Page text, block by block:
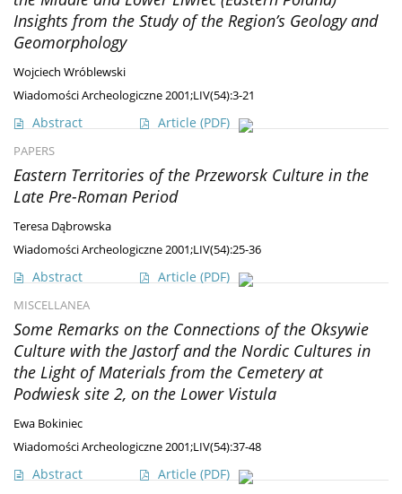
Insights from the Study of the Region’s Geology and
Geomorphology
Wojciech Wróblewski
Wiadomości Archeologiczne 2001;LIV(54):3-21
Abstract Article (PDF)
PAPERS
Eastern Territories of the Przeworsk Culture in the
Late Pre-Roman Period
Teresa Dąbrowska
Wiadomości Archeologiczne 2001;LIV(54):25-36
Abstract Article (PDF)
MISCELLANEA
Some Remarks on the Connections of the Oksywie
Culture with the Jastorf and the Nordic Cultures in
the Light of Materials from the Cemetery at
Podwiesk site 2, on the Lower Vistula
Ewa Bokiniec
Wiadomości Archeologiczne 2001;LIV(54):37-48
Abstract Article (PDF)